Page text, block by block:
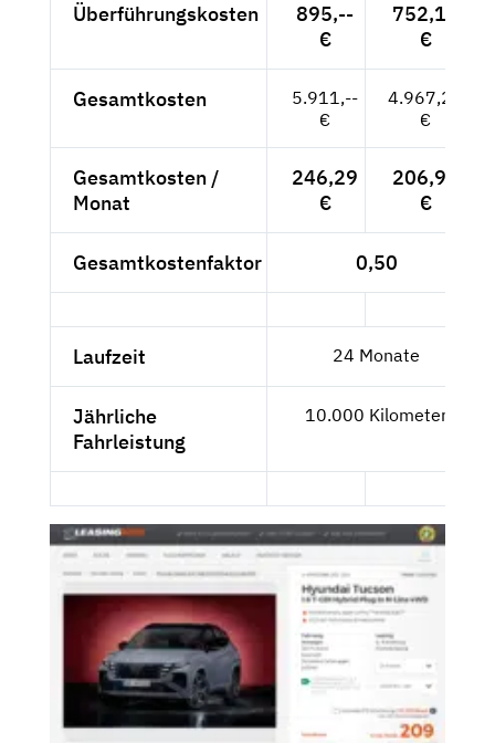
Überführungskosten
895,--
€
752,10
€
Gesamtkosten
5.911,--
€
4.967,23
€
Gesamtkosten /
Monat
246,29
€
206,97
€
Gesamtkostenfaktor 0,50
Laufzeit 24 Monate
Jährliche
Fahrleistung
10.000 Kilometer